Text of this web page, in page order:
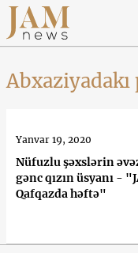
Nüfuzlu şəxslərin
gənc qızın üsyanı -
Qafqazda həftə"
Yanvar 19, 2020